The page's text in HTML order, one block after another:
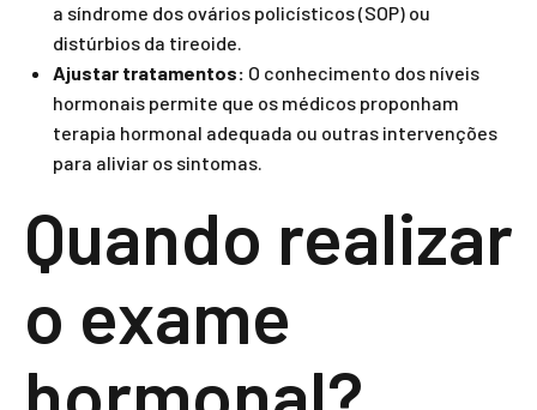
a síndrome dos ovários policísticos (SOP) ou
distúrbios da tireoide.
Ajustar tratamentos: O conhecimento dos níveis
hormonais permite que os médicos proponham
terapia hormonal adequada ou outras intervenções
para aliviar os sintomas.
Quando realizar
o exame